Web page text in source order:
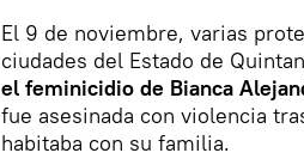
El 9 de noviembre, varias
ciudades del Estado de
el feminicidio de Bianca
fue asesinada con violencia
habitaba con su familia.